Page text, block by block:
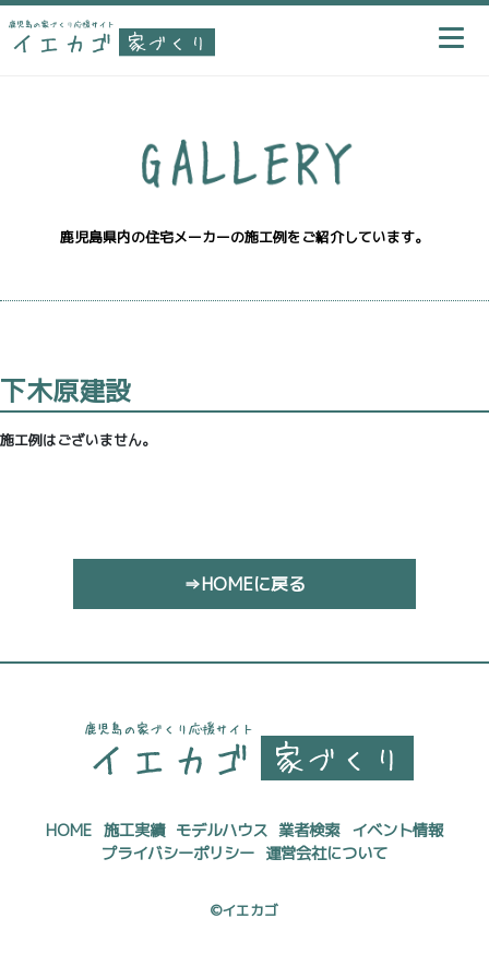
鹿児島県内の住宅メーカーの施工例をご紹介しています。
下木原建設
施工例はございません。
⇒HOMEに戻る
HOME 施工実績 モデルハウス 業者検索 イベント情報
プライバシーポリシー 運営会社について
©イエカゴ